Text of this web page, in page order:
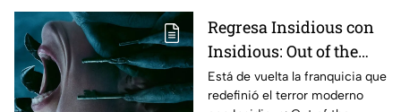
Regresa Insidious con
Insidious: Out of the
Further; esto revela el
aterrador primer tráiler
Está de vuelta la franquicia que
redefinió el terror moderno